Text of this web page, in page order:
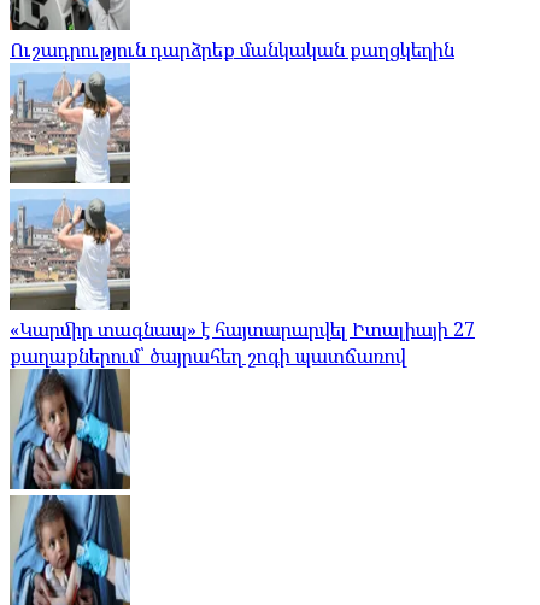
Ուշադրություն դարձրեք մանկական քաղցկեղին
«Կարմիր տագնապ» է հայտարարվել Իտալիայի 27
քաղաքներում՝ ծայրահեղ շոգի պատճառով